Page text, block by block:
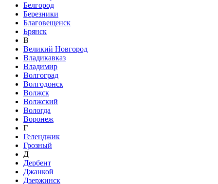
Белгород
Березники
Благовещенск
Брянск
В
Великий Новгород
Владикавказ
Владимир
Волгоград
Волгодонск
Волжск
Волжский
Вологда
Воронеж
Г
Геленджик
Грозный
Д
Дербент
Джанкой
Дзержинск